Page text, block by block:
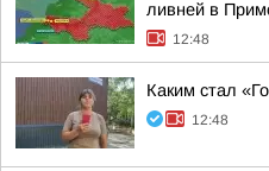
ливней в
12:48
Каким стал
12:48